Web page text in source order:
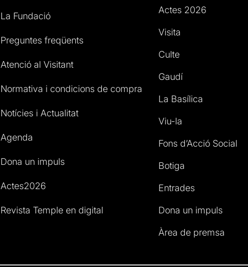
La Fundació
Preguntes freqüents
Atenció al Visitant
Normativa i condicions de compra
Notícies i Actualitat
Agenda
Dona un impuls
Actes2026
Revista Temple en digital
Actes 2026
Visita
Culte
Gaudí
La Basílica
Viu-la
Fons d’Acció Social
Botiga
Entrades
Dona un impuls
Àrea de premsa